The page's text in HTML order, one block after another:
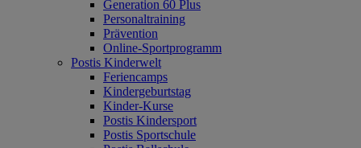
Generation 60 Plus
Personaltraining
Prävention
Online-Sportprogramm
Postis Kinderwelt
Feriencamps
Kindergeburtstag
Kinder-Kurse
Postis Kindersport
Postis Sportschule